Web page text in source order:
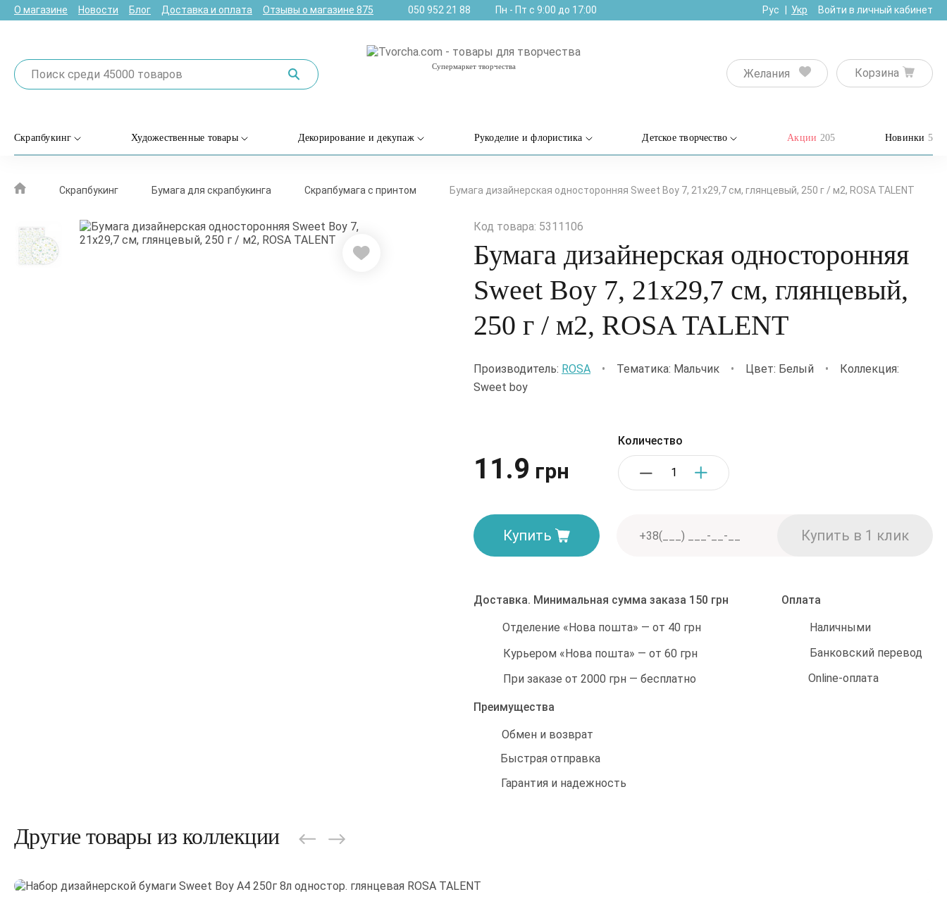
О магазине Новости Блог Доставка и оплата Отзывы о магазине 875 050 952 21 88 Пн - Пт с 9:00 до 17:00 Рус Укр Войти в личный кабинет
Супермаркет творчества
Желания Корзина
Скрапбукинг Художественные товары Декорирование и декупаж Рукоделие и флористика Детское творчество Акции 205 Новинки 5
Скрапбукинг Бумага для скрапбукинга Скрапбумага с принтом Бумага дизайнерская односторонняя Sweet Boy 7, 21х29,7 см, глянцевый, 250 г / м2, ROSA TALENT
Код товара: 5311106
Бумага дизайнерская односторонняя
Sweet Boy 7, 21х29,7 см, глянцевый,
250 г / м2, ROSA TALENT
Производитель: ROSA • Тематика: Мальчик • Цвет: Белый •
Коллекция:
Sweet boy
11.9 грн
Количество
Купить
Доставка. Минимальная сумма заказа 150 грн
Отделение «Нова пошта» — от 40 грн
Курьером «Нова пошта» — от 60 грн
При заказе от 2000 грн — бесплатно
Оплата
Наличными
Банковский перевод
Online-оплата
Преимущества
Обмен и возврат
Быстрая отправка
Гарантия и надежность
Другие товары из коллекции